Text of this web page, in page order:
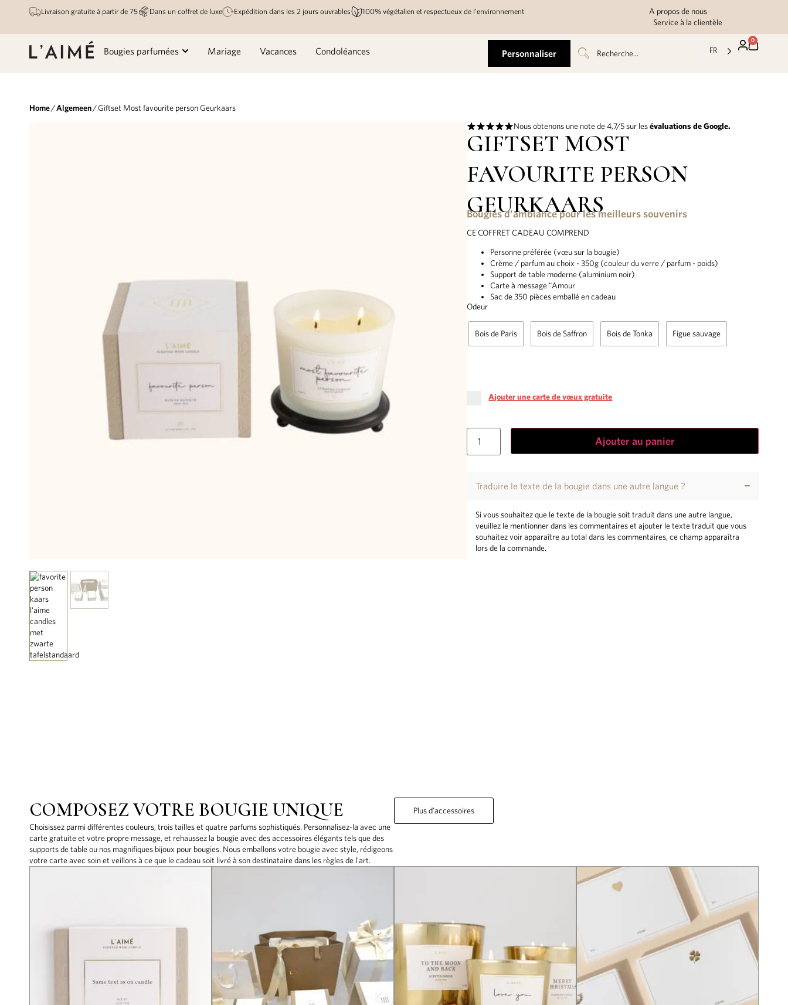
Livraison gratuite à partir de 75 Dans un coffret de luxe Expédition dans les 2 jours ouvrables 100% végétalien et respectueux de l'environnement
A propos de nous
Service à la clientèle
Bougies parfumées Mariage Vacances Condoléances Personnaliser FR
0
Home/Algemeen/ Giftset Most favourite person Geurkaars
Nous obtenons une note de 4,7/5 sur lesévaluations de Google.
GIFTSET MOST
FAVOURITE PERSON
GEURKAARS
Bougies d'ambiance pour les meilleurs souvenirs
CE COFFRET CADEAU COMPREND
Personne préférée (vœu sur la bougie)
Crème / parfum au choix - 350g (couleur du verre / parfum - poids)
Support de table moderne (aluminium noir)
Carte à message "Amour
Sac de 350 pièces emballé en cadeau
Odeur
Bois de Paris Bois de Saffron Bois de Tonka Figue sauvage
Ajouter une carte de vœux gratuite
Ajouter au panier
Traduire le texte de la bougie dans une autre langue ?
Si vous souhaitez que le texte de la bougie soit traduit dans une autre langue,
veuillez le mentionner dans les commentaires et ajouter le texte traduit que vous
souhaitez voir apparaître au total dans les commentaires, ce champ apparaîtra
lors de la commande.
COMPOSEZ VOTRE BOUGIE UNIQUE
Choisissez parmi différentes couleurs, trois tailles et quatre parfums sophistiqués. Personnalisez-la avec une
carte gratuite et votre propre message, et rehaussez la bougie avec des accessoires élégants tels que des
supports de table ou nos magnifiques bijoux pour bougies. Nous emballons votre bougie avec style, rédigeons
votre carte avec soin et veillons à ce que le cadeau soit livré à son destinataire dans les règles de l'art.
Plus d'accessoires